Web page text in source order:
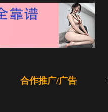
合作推广/广告